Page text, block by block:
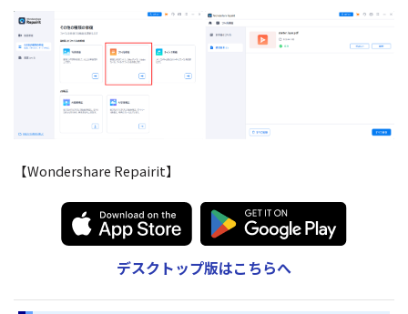
【Wondershare Repairit】
デスクトップ版はこちらへ